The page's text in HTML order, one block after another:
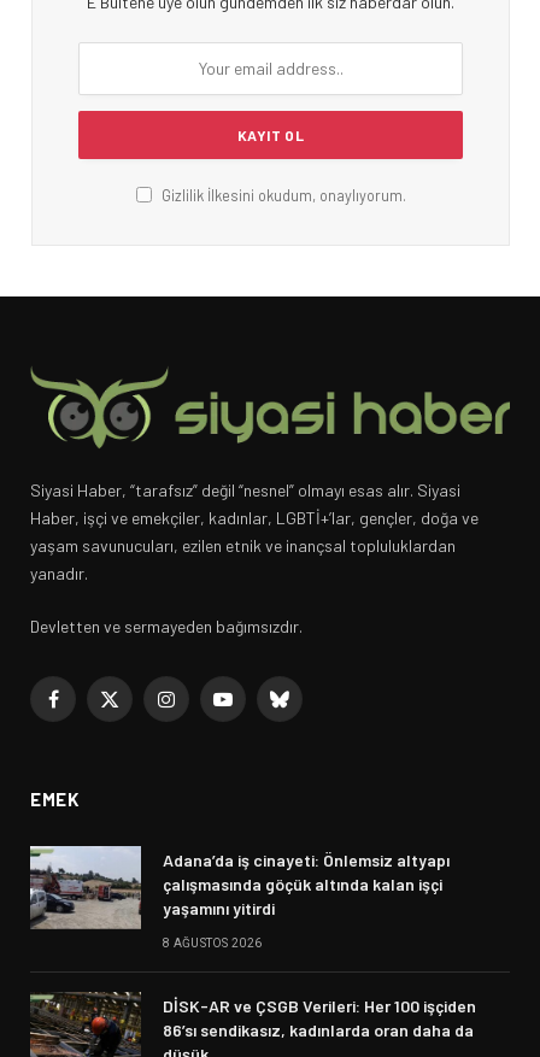
Gizlilik İlkesini okudum, onaylıyorum.
Siyasi Haber, “tarafsız” değil “nesnel” olmayı esas alır. Siyasi
Haber, işçi ve emekçiler, kadınlar, LGBTİ+’lar, gençler, doğa ve
yaşam savunucuları, ezilen etnik ve inançsal topluluklardan
yanadır.
Devletten ve sermayeden bağımsızdır.
Facebook
X
InstagramYouTubeBluesky
EMEK
Adana’da iş cinayeti: Önlemsiz altyapı
çalışmasında göçük altında kalan işçi
yaşamını yitirdi
8 AĞUSTOS 2026
DİSK-AR ve ÇSGB Verileri: Her 100 işçiden
86’sı sendikasız, kadınlarda oran daha da